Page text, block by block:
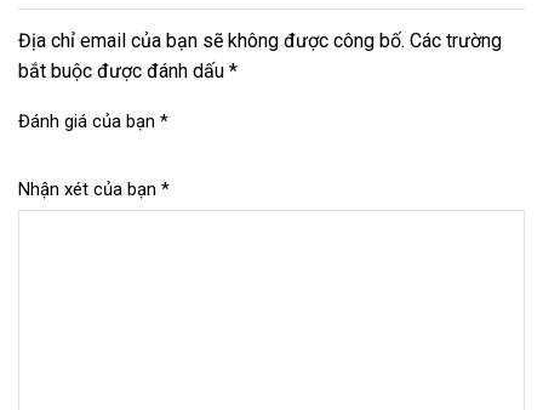
Địa chỉ email của bạn sẽ không được công bố. Các trường
bắt buộc được đánh dấu *
Đánh giá của bạn *
Nhận xét của bạn *